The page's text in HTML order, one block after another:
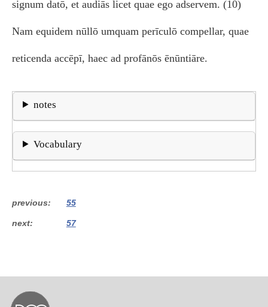
signum datō, et audiās licet quae ego adservem. (10)
Nam equidem nūllō umquam perīculō compellar, quae
reticenda accēpī, haec ad profānōs ēnūntiāre.
notes
Vocabulary
previous 55
next 57